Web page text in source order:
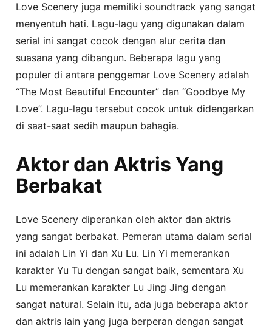
Love Scenery juga memiliki soundtrack yang sangat
menyentuh hati. Lagu-lagu yang digunakan dalam
serial ini sangat cocok dengan alur cerita dan
suasana yang dibangun. Beberapa lagu yang
populer di antara penggemar Love Scenery adalah
“The Most Beautiful Encounter” dan “Goodbye My
Love”. Lagu-lagu tersebut cocok untuk didengarkan
di saat-saat sedih maupun bahagia.
Aktor dan Aktris Yang
Berbakat
Love Scenery diperankan oleh aktor dan aktris
yang sangat berbakat. Pemeran utama dalam serial
ini adalah Lin Yi dan Xu Lu. Lin Yi memerankan
karakter Yu Tu dengan sangat baik, sementara Xu
Lu memerankan karakter Lu Jing Jing dengan
sangat natural. Selain itu, ada juga beberapa aktor
dan aktris lain yang juga berperan dengan sangat